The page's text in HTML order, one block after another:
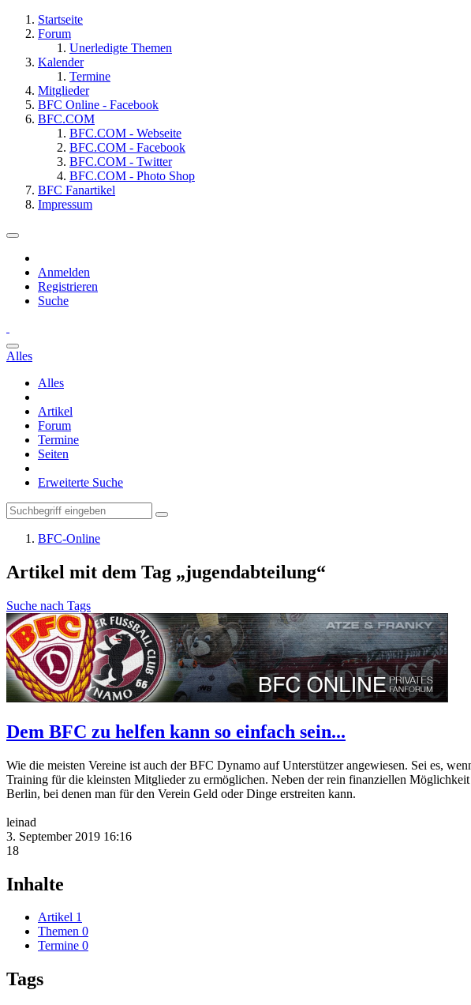
Startseite
Forum
Unerledigte Themen
Kalender
Termine
Mitglieder
BFC Online - Facebook
BFC.COM
BFC.COM - Webseite
BFC.COM - Facebook
BFC.COM - Twitter
BFC.COM - Photo Shop
BFC Fanartikel
Impressum
Anmelden
Registrieren
Suche
Alles
Alles
Artikel
Forum
Termine
Seiten
Erweiterte Suche
BFC-Online
Artikel mit dem Tag „jugendabteilung“
Suche nach Tags
Dem BFC zu helfen kann so einfach sein...
Wie die meisten Vereine ist auch der BFC Dynamo auf Unterstützer angewiesen. Sei es,
Training für die kleinsten Mitglieder zu ermöglichen. Neben der rein finanziellen
Berlin, bei denen man für den Verein Geld oder Dinge erstreiten kann.
leinad
3. September 2019 16:16
18
Inhalte
Artikel 1
Themen 0
Termine 0
Tags